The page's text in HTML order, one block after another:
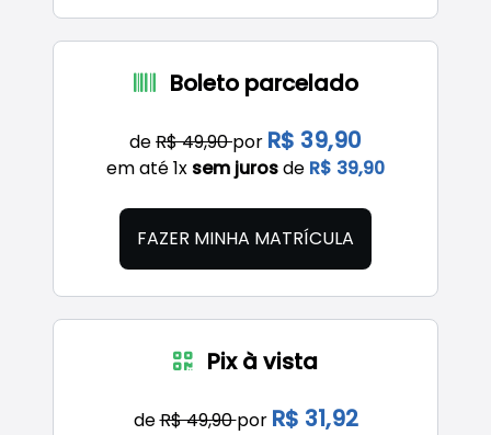
Boleto parcelado
deR$ 49,90por R$ 39,90
em até 1x sem jurosde R$ 39,90
FAZER MINHA MATRÍCULA
Pix à vista
deR$ 49,90por R$ 31,92